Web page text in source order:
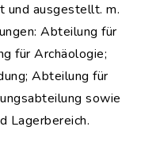
und ausgestellt. m.
Abteilung für
für Archäologie;
Abteilung für
sowie
Lagerbereich.